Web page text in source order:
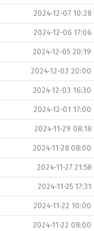
2024-12-07 10:28
2024-12-06 17:06
2024-12-05 20:19
2024-12-03 20:00
2024-12-03 16:30
2024-12-01 17:00
2024-11-29 08:18
2024-11-28 08:00
2024-11-27 21:58
2024-11-25 17:31
2024-11-22 10:00
2024-11-22 08:00